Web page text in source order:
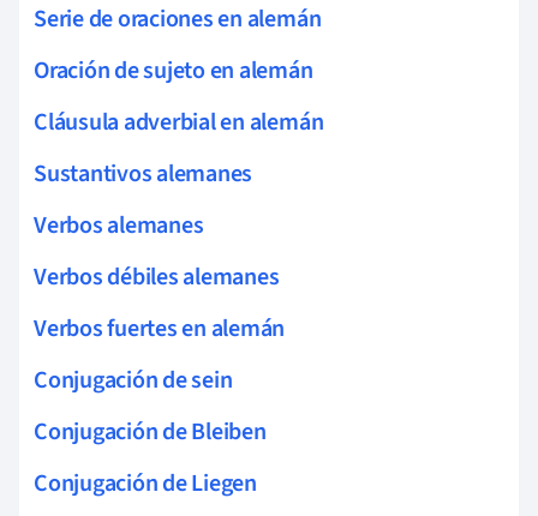
Serie de oraciones en alemán
Oración de sujeto en alemán
Cláusula adverbial en alemán
Sustantivos alemanes
Verbos alemanes
Verbos débiles alemanes
Verbos fuertes en alemán
Conjugación de sein
Conjugación de Bleiben
Conjugación de Liegen